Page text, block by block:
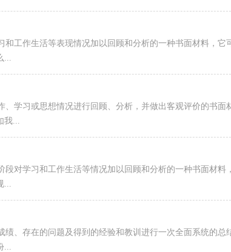
工作生活等表现情况加以回顾和分析的一种书面材料，它
...
学习或思想情况进行回顾、分析，并做出客观评价的书面
我...
对学习和工作生活等情况加以回顾和分析的一种书面材料
...
、存在的问题及得到的经验和教训进行一次全面系统的总
...